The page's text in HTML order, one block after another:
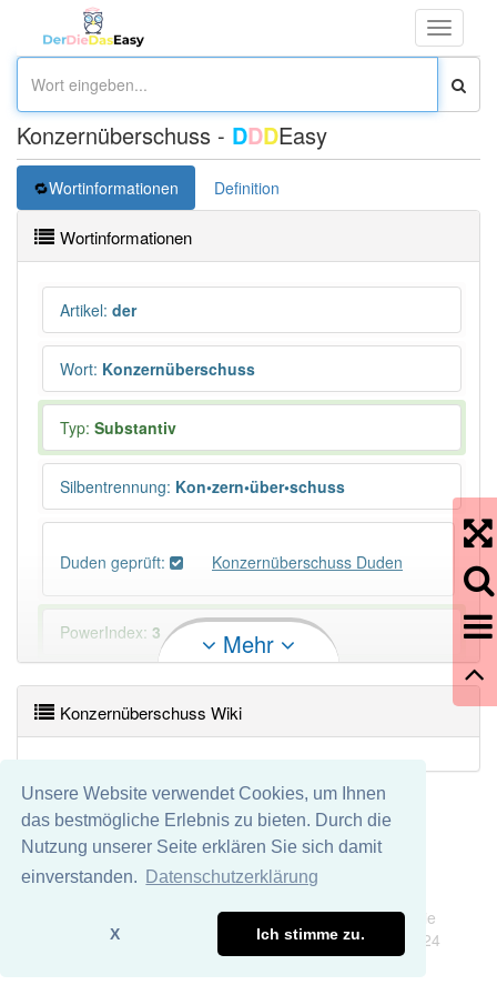
Unsere Website verwendet Cookies, um Ihnen
das bestmögliche Erlebnis zu bieten. Durch die
Nutzung unserer Seite erklären Sie sich damit
einverstanden.
Datenschutzerklärung
X Ich stimme zu.
Toggle
Konzernüberschuss - DDDEasy
Wortinformationen Definition
Wortinformationen
Artikel: der
Wort: Konzernüberschuss
Typ: Substantiv
Silbentrennung: Kon•zern•über•schuss
Duden geprüft: Konzernüberschuss Duden
PowerIndex: 3
Häufigkeit: 2 von 10
Wörter mit Endung -konzernüberschuss aber mit
einem anderen Artikelder: 0
Das Wort wird häufig verwendet im Bereich
Mehr
Konzernüberschuss Wiki
Wir übernehmen keine Garantie und keine Haftung für die
Richtigkeit und Vollständigkeit dieser Seite. DDDEasy 2024